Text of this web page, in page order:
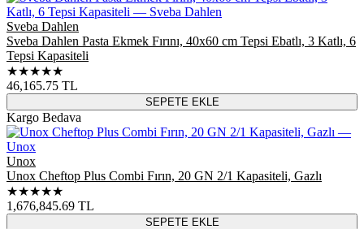
Sveba Dahlen
Sveba Dahlen Pasta Ekmek Fırını, 40x60 cm Tepsi Ebatlı, 3 Katlı, 6
Tepsi Kapasiteli
★★★★★
46,165.75 TL
SEPETE EKLE
Kargo Bedava
Unox
Unox Cheftop Plus Combi Fırın, 20 GN 2/1 Kapasiteli, Gazlı
★★★★★
1,676,845.69 TL
SEPETE EKLE